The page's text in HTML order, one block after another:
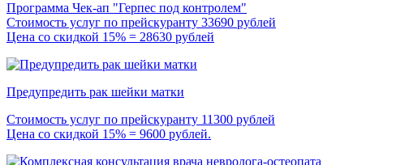
Программа Чек-ап "Герпес под контролем"
Стоимость услуг по прейскуранту 33690 рублей
Цена со скидкой 15% = 28630 рублей
Предупредить рак шейки матки
Стоимость услуг по прейскуранту 11300 рублей
Цена со скидкой 15% = 9600 рублей.